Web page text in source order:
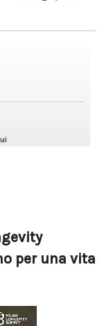
per una vita